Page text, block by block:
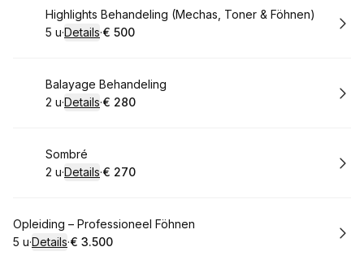
Boek
Highlights Behandeling (Mechas, Toner & Föhnen)
. Duur:
5 u·Details·
.Prijs:
€ 500
Boek
Balayage Behandeling
. Duur:
2 u·Details·
.Prijs:
€ 280
Boek
Sombré
. Duur:
2 u·Details·
.Prijs:
€ 270
Boek
Opleiding – Professioneel Föhnen
. Duur:
5 u·Details·
.Prijs::
€ 3.500